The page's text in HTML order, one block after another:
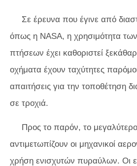
Σε έρευνα που έγινε από
όπως η NASA, η χρησιμότητα
πτήσεων έχει καθοριστεί
οχήματα έχουν ταχύτητες
απαιτήσεις για την τοποθέτηση
σε τροχιά.
Προς το παρόν, το
αντιμετωπίζουν οι μηχανικοί
χρήση ενισχυτών πυραύλων. Οι